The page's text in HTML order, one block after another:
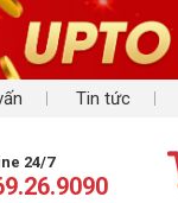
Tin tức
24/7